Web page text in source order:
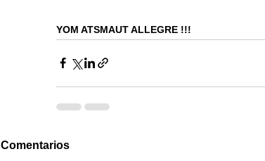
YOM ATSMAUT ALLEGRE !!!
Comentarios